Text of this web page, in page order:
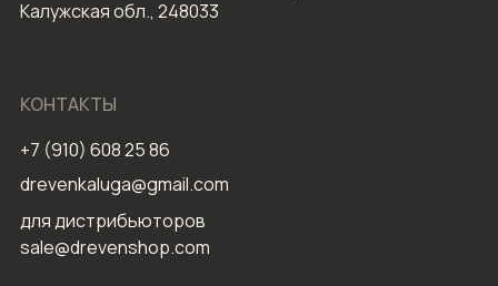
+7 (910) 608 25 86
Калужская обл., 248033
КОНТАКТЫ
для дистрибьюторов
sale@drevenshop.com
drevenkaluga@gmail.com